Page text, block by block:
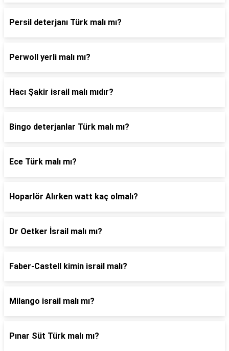
Persil deterjanı Türk malı mı?
Perwoll yerli malı mı?
Hacı Şakir israil malı mıdır?
Bingo deterjanlar Türk malı mı?
Ece Türk malı mı?
Hoparlör Alırken watt kaç olmalı?
Dr Oetker İsrail malı mı?
Faber-Castell kimin israil malı?
Milango israil malı mı?
Pınar Süt Türk malı mı?